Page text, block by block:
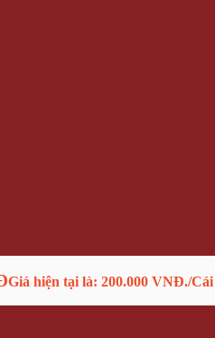
Giá hiện tại là: 200.000 VNĐ./Cái